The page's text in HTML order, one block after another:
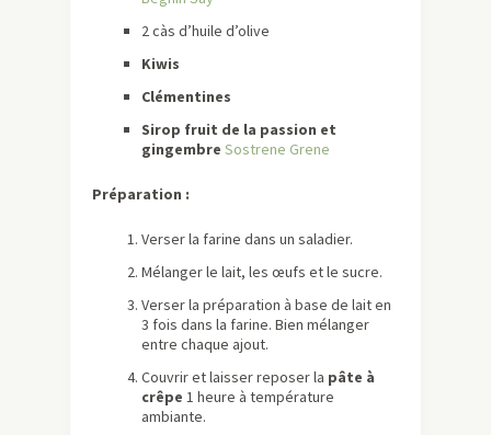
2 càs d’huile d’olive
Kiwis
Clémentines
Sirop fruit de la passion et
gingembre Sostrene Grene
Préparation :
Verser la farine dans un saladier.
Mélanger le lait, les œufs et le sucre.
Verser la préparation à base de lait en
3 fois dans la farine. Bien mélanger
entre chaque ajout.
Couvrir et laisser reposer la pâte à
crêpe 1 heure à température
ambiante.